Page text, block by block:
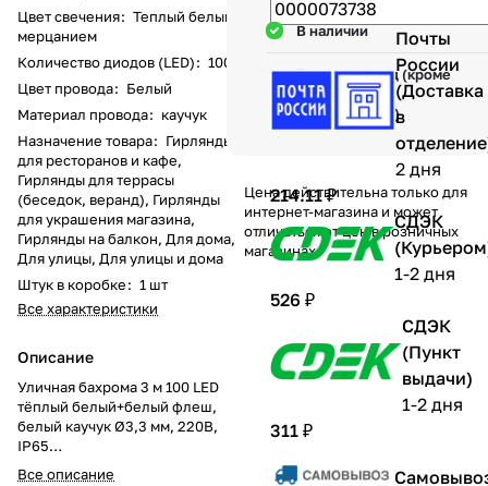
Цвет свечения: Теплый белый с
мерцанием
Количество диодов (LED): 100
Цвет провода: Белый
Материал провода: каучук
Назначение товара: Гирлянды
для ресторанов и кафе,
Гирлянды для террасы
(беседок, веранд), Гирлянды
для украшения магазина,
Гирлянды на балкон, Для дома,
Для улицы, Для улицы и дома
Штук в коробке: 1 шт
Все характеристики
Описание
Уличная бахрома 3 м 100 LED
тёплый белый+белый флеш,
белый каучук Ø3,3 мм, 220В,
IP65
Светодиодная уличная бахрома
Все описание
Почты
России
(Доставка
в
2 дня
214.11 ₽
СДЭК
1-2 дня
526 ₽
СДЭК
(Пункт
выдачи)
1-2 дня
311 ₽
В наличии
Гарантия 1 год (кроме
механических
повреждений)
Цена действительна только для
интернет-магазина и может
отличаться от цен в розничных
магазинах